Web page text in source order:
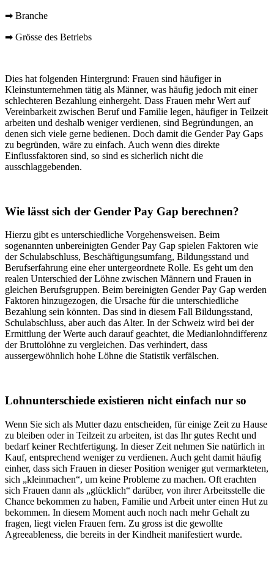
➡ Branche
➡ Grösse des Betriebs
Dies hat folgenden Hintergrund: Frauen sind häufiger in
Kleinstunternehmen tätig als Männer, was häufig jedoch mit einer
schlechteren Bezahlung einhergeht. Dass Frauen mehr Wert auf
Vereinbarkeit zwischen Beruf und Familie legen, häufiger in Teilzeit
arbeiten und deshalb weniger verdienen, sind Begründungen, an
denen sich viele gerne bedienen. Doch damit die Gender Pay Gaps
zu begründen, wäre zu einfach. Auch wenn dies direkte
Einflussfaktoren sind, so sind es sicherlich nicht die
ausschlaggebenden.
Wie lässt sich der Gender Pay Gap berechnen?
Hierzu gibt es unterschiedliche Vorgehensweisen. Beim
sogenannten unbereinigten Gender Pay Gap spielen Faktoren wie
der Schulabschluss, Beschäftigungsumfang, Bildungsstand und
Berufserfahrung eine eher untergeordnete Rolle. Es geht um den
realen Unterschied der Löhne zwischen Männern und Frauen in
gleichen Berufsgruppen. Beim bereinigten Gender Pay Gap werden
Faktoren hinzugezogen, die Ursache für die unterschiedliche
Bezahlung sein könnten. Das sind in diesem Fall Bildungsstand,
Schulabschluss, aber auch das Alter. In der Schweiz wird bei der
Ermittlung der Werte auch darauf geachtet, die Medianlohndifferenz
der Bruttolöhne zu vergleichen. Das verhindert, dass
aussergewöhnlich hohe Löhne die Statistik verfälschen.
Lohnunterschiede existieren nicht einfach nur so
Wenn Sie sich als Mutter dazu entscheiden, für einige Zeit zu Hause
zu bleiben oder in Teilzeit zu arbeiten, ist das Ihr gutes Recht und
bedarf keiner Rechtfertigung. In dieser Zeit nehmen Sie natürlich in
Kauf, entsprechend weniger zu verdienen. Auch geht damit häufig
einher, dass sich Frauen in dieser Position weniger gut vermarkteten,
sich „kleinmachen“, um keine Probleme zu machen. Oft erachten
sich Frauen dann als „glücklich“ darüber, von ihrer Arbeitsstelle die
Chance bekommen zu haben, Familie und Arbeit unter einen Hut zu
bekommen. In diesem Moment auch noch nach mehr Gehalt zu
fragen, liegt vielen Frauen fern. Zu gross ist die gewollte
Agreeableness, die bereits in der Kindheit manifestiert wurde.